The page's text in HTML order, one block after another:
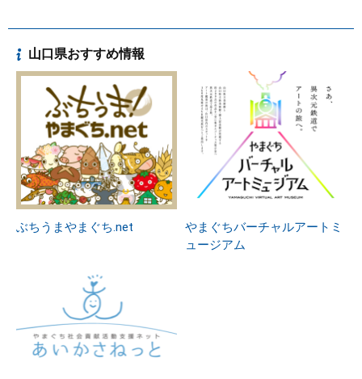
山口県おすすめ情報
ぶちうまやまぐち.net
やまぐちバーチャルアートミ
ュージアム